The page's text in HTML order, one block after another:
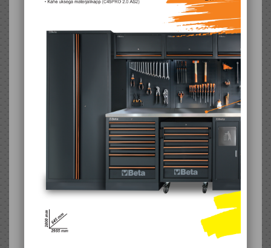
Milwaukee Perfole
Aku Hoidik – 18v
Milwaukee Seinale
18,60 €
Lisa soovikorvi